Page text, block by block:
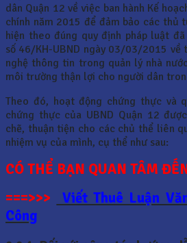
dân Quận 12 về việc ban hành Kế
chính năm 2015 để đảm bảo các thủ
hiện theo đúng quy định pháp luật
số 46/KH-UBND ngày 03/03/2015 về
nghệ thông tin trong quản lý nhà
môi trường thận lợi cho người dân
Theo đó, hoạt động chứng thực và
chứng thực của UBND Quận 12
chẽ, thuận tiện cho các chủ thể liên
nhiệm vụ của mình, cụ thể như sau:
CÓ THỂ BẠN QUAN TÂM
===>>>
Viết Thuê Luận
Công